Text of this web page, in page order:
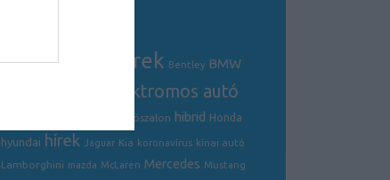
AMG Audi autós hírek Bentley BMW
elektromos autó
genfi autószalon hibrid Honda
hyundai hírek Jaguar Kia koronavírus kínai autó
Lamborghini mazda McLaren Mercedes Mustang